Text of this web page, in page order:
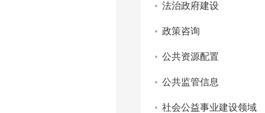
法治政府建设
政策咨询
公共资源配置
公共监管信息
社会公益事业建设领域